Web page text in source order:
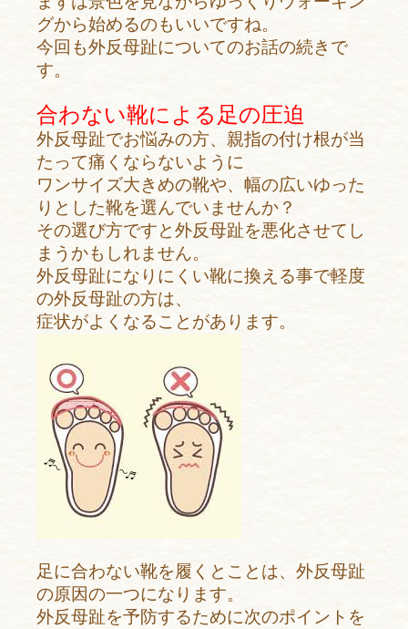
グから始めるのもいいですね。
今回も外反母趾についてのお話の続きで
す。
合わない靴による足の圧迫
外反母趾でお悩みの方、親指の付け根が当
たって痛くならないように
ワンサイズ大きめの靴や、幅の広いゆった
りとした靴を選んでいませんか？
その選び方ですと外反母趾を悪化させてし
まうかもしれません。
外反母趾になりにくい靴に換える事で軽度
の外反母趾の方は、
症状がよくなることがあります。
足に合わない靴を履くとことは、外反母趾
の原因の一つになります。
外反母趾を予防するために次のポイントを